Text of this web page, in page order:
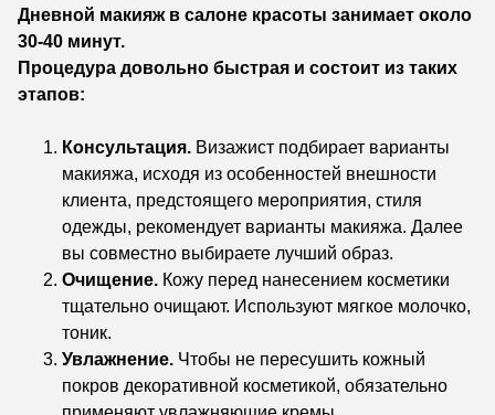
Дневной макияж в салоне красоты занимает около
30-40 минут.
Процедура довольно быстрая и состоит из таких
этапов:
Консультация. Визажист подбирает варианты
макияжа, исходя из особенностей внешности
клиента, предстоящего мероприятия, стиля
одежды, рекомендует варианты макияжа. Далее
вы совместно выбираете лучший образ.
Очищение. Кожу перед нанесением косметики
тщательно очищают. Используют мягкое молочко,
тоник.
Увлажнение. Чтобы не пересушить кожный
покров декоративной косметикой, обязательно